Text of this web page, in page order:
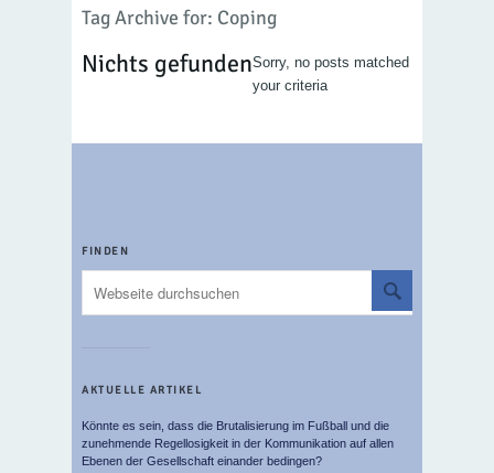
Tag Archive for: Coping
Nichts gefundenSorry, no posts matched
your criteria
FINDEN
AKTUELLE ARTIKEL
Könnte es sein, dass die Brutalisierung im Fußball und die
zunehmende Regellosigkeit in der Kommunikation auf allen
Ebenen der Gesellschaft einander bedingen?